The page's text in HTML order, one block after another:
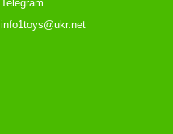
Telegram
info1toys@ukr.net